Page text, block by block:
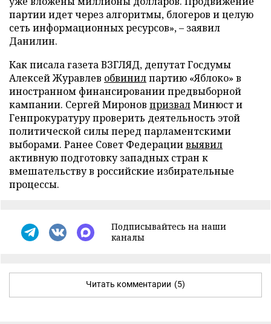
партии идет через алгоритмы, блогеров и целую
сеть информационных ресурсов», – заявил
Данилин.
Как писала газета ВЗГЛЯД, депутат Госдумы
Алексей Журавлев обвинилпартию «Яблоко» в
иностранном финансировании предвыборной
кампании. Сергей Миронов призвалМинюст и
Генпрокуратуру проверить деятельность этой
политической силы перед парламентскими
выборами. Ранее Совет Федерациивыявил
активную подготовку западных стран к
вмешательству в российские избирательные
процессы.
Подписывайтесь на наши
каналы
Читать комментарии (5)